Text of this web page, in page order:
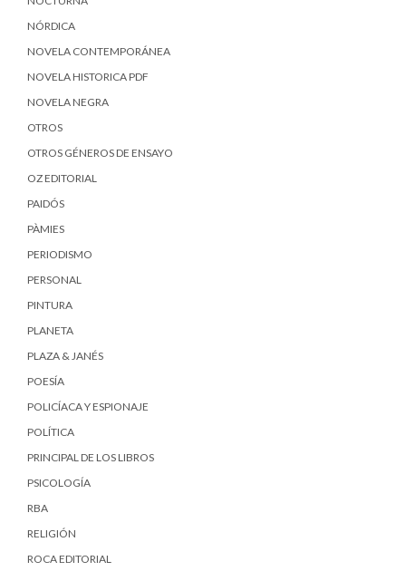
NÓRDICA
NOVELA CONTEMPORÁNEA
NOVELA HISTORICA PDF
NOVELA NEGRA
OTROS
OTROS GÉNEROS DE ENSAYO
OZ EDITORIAL
PAIDÓS
PÀMIES
PERIODISMO
PERSONAL
PINTURA
PLANETA
PLAZA & JANÉS
POESÍA
POLICÍACA Y ESPIONAJE
POLÍTICA
PRINCIPAL DE LOS LIBROS
PSICOLOGÍA
RBA
RELIGIÓN
ROCA EDITORIAL